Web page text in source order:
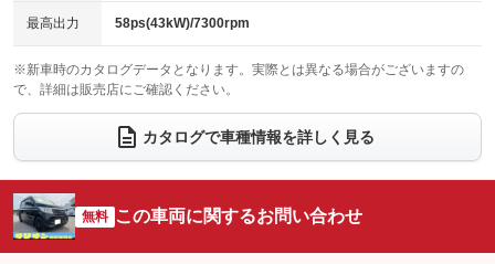
チップアップシート
：装備なし
：装備なし ：装備なし
ウォークスルー
：装備なし
電動リアゲート フロントカメラ
：装備なし
：装備なし ：装備なし
サイドカメラ
：装備なし ルーフレール
：装備なし
：装備なし
：装備なし
最高出力 58ps(43kW)/7300rpm
※新車時のカタログデータとなります。実際とは異なる場合がございますの
で、詳細は販売店にご確認ください。
カタログで車種情報を詳しく見る
無料 この車両に関するお問い合わせ